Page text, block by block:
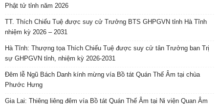
Phật tử tỉnh năm 2026
TT. Thích Chiếu Tuệ được suy cử Trưởng BTS GHPGVN tỉnh Hà Tĩnh
nhiệm kỳ 2026 – 2031
Hà Tĩnh: Thượng tọa Thích Chiếu Tuệ được suy cử tân Trưởng ban Trị
sự GHPGVN tỉnh, nhiệm kỳ 2026-2031
Đêm lễ Ngũ Bách Danh kính mừng vía Bồ tát Quán Thế Âm tại chùa
Phước Hưng
Gia Lai: Thiêng liêng đêm vía Bồ tát Quán Thế Âm tại Ni viện Quan Âm